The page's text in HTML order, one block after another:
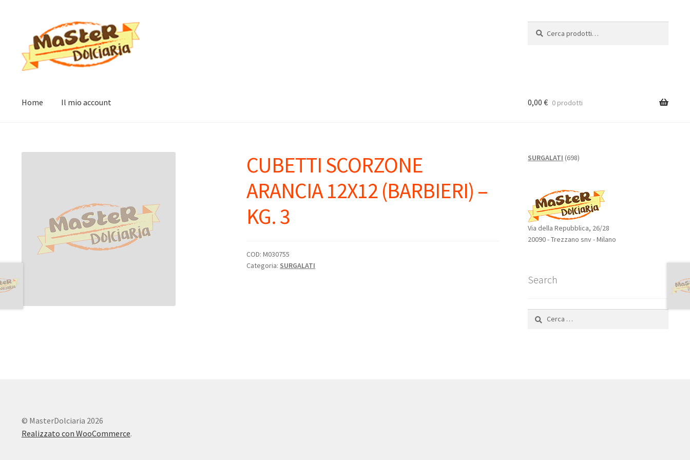
alla
navigazione
contenuto
Home Il mio account 0,00€ 0 prodotti
CUBETTI SCORZONE
ARANCIA 12X12 (BARBIERI) –
KG. 3
COD:M030755
Categoria: SURGALATI
SURGALATI 698698
Via della Repubblica, 26/28
20090 - Trezzano snv - Milano
Search
per:
© MasterDolciaria 2026
Realizzato con WooCommerce.